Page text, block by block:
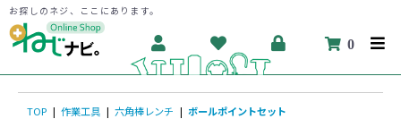
お探しのネジ、ここにあります。
0
TOP | 作業工具 | 六角棒レンチ | ボールポイントセット